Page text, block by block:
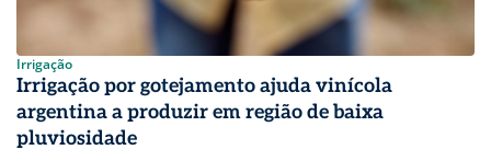
Irrigação
Irrigação por gotejamento ajuda vinícola
argentina a produzir em região de baixa
pluviosidade